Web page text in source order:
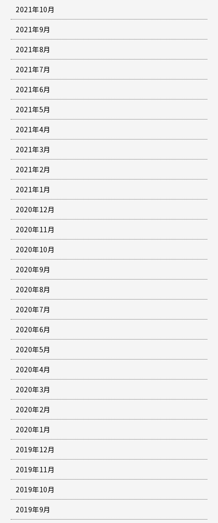
2021年10月
2021年9月
2021年8月
2021年7月
2021年6月
2021年5月
2021年4月
2021年3月
2021年2月
2021年1月
2020年12月
2020年11月
2020年10月
2020年9月
2020年8月
2020年7月
2020年6月
2020年5月
2020年4月
2020年3月
2020年2月
2020年1月
2019年12月
2019年11月
2019年10月
2019年9月